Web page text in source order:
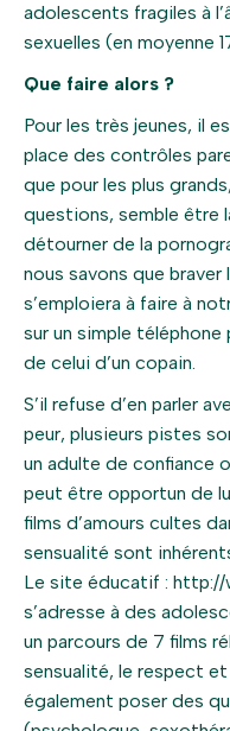
adolescents fragiles à
sexuelles (en moyenne
Que faire alors ?
Pour les très jeunes, il
place des contrôles
que pour les plus
questions, semble être
détourner de la
nous savons que
s’emploiera à faire à
sur un simple téléphone
de celui d’un copain.
S’il refuse d’en parler
peur, plusieurs pistes
un adulte de confiance
peut être opportun de
films d’amours cultes
sensualité sont
Le site éducatif : http://
s’adresse à des
un parcours de 7 films
sensualité, le respect
également poser des